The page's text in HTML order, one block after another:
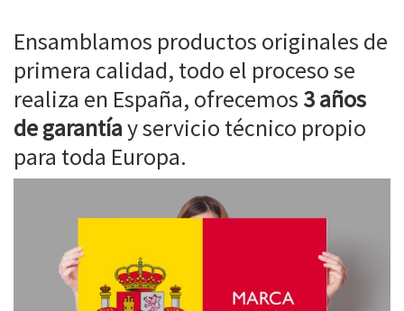
Ensamblamos productos originales de
primera calidad, todo el proceso se
realiza en España, ofrecemos 3 años
de garantíay servicio técnico propio
para toda Europa.